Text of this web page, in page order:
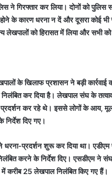
ने गिरफ्तार कर लिया। दोनों को
के कारण धरना न दें और दूसरा कोई भी
को हिरासत में लिया और सभी
के खिलाफ प्रशासन ने बड़ी कार्रवाई
कर दिया है। लेखपाल संघ के
प्रदर्शन कर रहे थे। इससे लोगों के आय,
दिए गए।
प्रदर्शन शुरू कर दिया था। एडीएम
करने के निर्देश दिए। एसडीएम ने
में करीब 25 लेखपाल निलंबित किए गए हैं।